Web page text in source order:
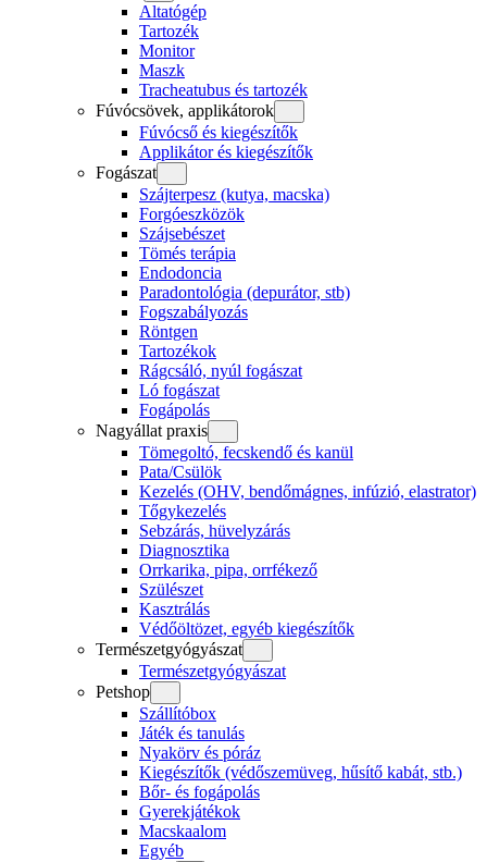
Altatógép
Tartozék
Monitor
Maszk
Tracheatubus és tartozék
Fúvócsövek, applikátorok
Fúvócső és kiegészítők
Applikátor és kiegészítők
Fogászat
Szájterpesz (kutya, macska)
Forgóeszközök
Szájsebészet
Tömés terápia
Endodoncia
Paradontológia (depurátor, stb)
Fogszabályozás
Röntgen
Tartozékok
Rágcsáló, nyúl fogászat
Ló fogászat
Fogápolás
Nagyállat praxis
Tömegoltó, fecskendő és kanül
Pata/Csülök
Kezelés (OHV, bendőmágnes, infúzió, elastrator)
Tőgykezelés
Sebzárás, hüvelyzárás
Diagnosztika
Orrkarika, pipa, orrfékező
Szülészet
Kasztrálás
Védőöltözet, egyéb kiegészítők
Természetgyógyászat
Természetgyógyászat
Petshop
Szállítóbox
Játék és tanulás
Nyakörv és póráz
Kiegészítők (védőszemüveg, hűsítő kabát, stb.)
Bőr- és fogápolás
Gyerekjátékok
Macskaalom
Egyéb